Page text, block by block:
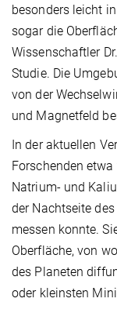
besonders leicht
sogar die
Wissenschaftler
Studie. Die
von der
und Magnetfeld
In der aktuellen
Forschenden
Natrium- und
der Nachtseite
messen konnte.
Oberfläche, von
des Planeten
oder kleinsten